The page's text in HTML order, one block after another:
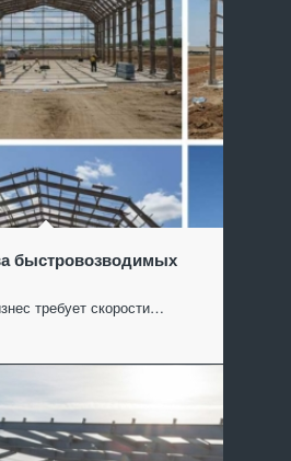
быстровозводимых
требует скорости…